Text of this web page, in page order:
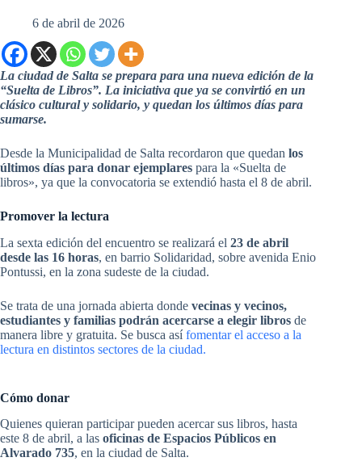
6 de abril de 2026
La ciudad de Salta se prepara para una nueva edición de la
“Suelta de Libros”. La iniciativa que ya se convirtió en un
clásico cultural y solidario, y quedan los últimos días para
sumarse.
Desde la Municipalidad de Salta recordaron que quedan los
últimos días para donar ejemplares para la «Suelta de
libros», ya que la convocatoria se extendió hasta el 8 de abril.
Promover la lectura
La sexta edición del encuentro se realizará el 23 de abril
desde las 16 horas, en barrio Solidaridad, sobre avenida Enio
Pontussi, en la zona sudeste de la ciudad.
Se trata de una jornada abierta donde vecinas y vecinos,
estudiantes y familias podrán acercarse a elegir libros de
manera libre y gratuita. Se busca asífomentar el acceso a la
lectura en distintos sectores de la ciudad.
Cómo donar
Quienes quieran participar pueden acercar sus libros, hasta
este 8 de abril, a las oficinas de Espacios Públicos en
Alvarado 735, en la ciudad de Salta.